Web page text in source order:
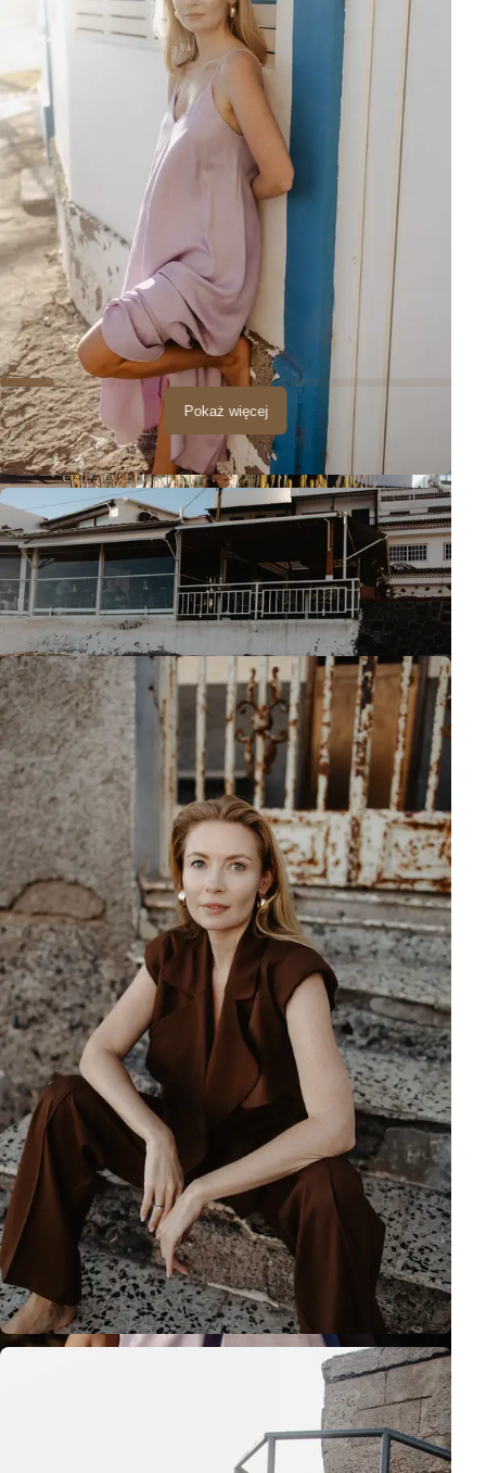
Pokaż więcej
I jeszcze kilka ujęć w
industrialnym stylu, takeby
wycisnąć możliwości tego miejsca
na maxa!